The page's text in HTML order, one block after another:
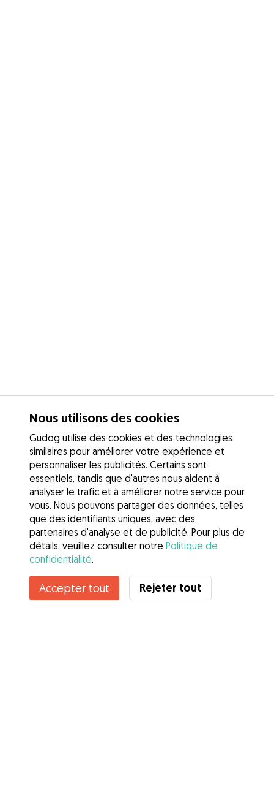
Connaissez-vous les avantages de Gudog ? Voir plus
Nous utilisons des cookies
Gudog utilise des cookies et des technologies
similaires pour améliorer votre expérience et
personnaliser les publicités. Certains sont
essentiels, tandis que d'autres nous aident à
analyser le trafic et à améliorer notre service pour
vous. Nous pouvons partager des données, telles
que des identifiants uniques, avec des
partenaires d'analyse et de publicité. Pour plus de
détails, veuillez consulter notre Politique de
confidentialité.
Accepter tout Rejeter tout